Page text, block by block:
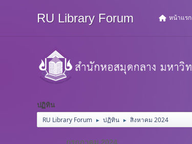
RU Library Forum หน้าแรก
ปฏิทิน
RU Library Forum ► ปฏิทิน ► สิงหาคม 2024
กรกฎาคม 2024